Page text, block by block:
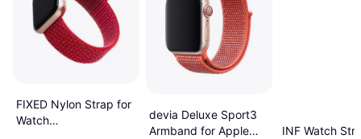
FIXED Nylon Strap for
Watch
devia Deluxe Sport3
Armband for Apple
INF Watch